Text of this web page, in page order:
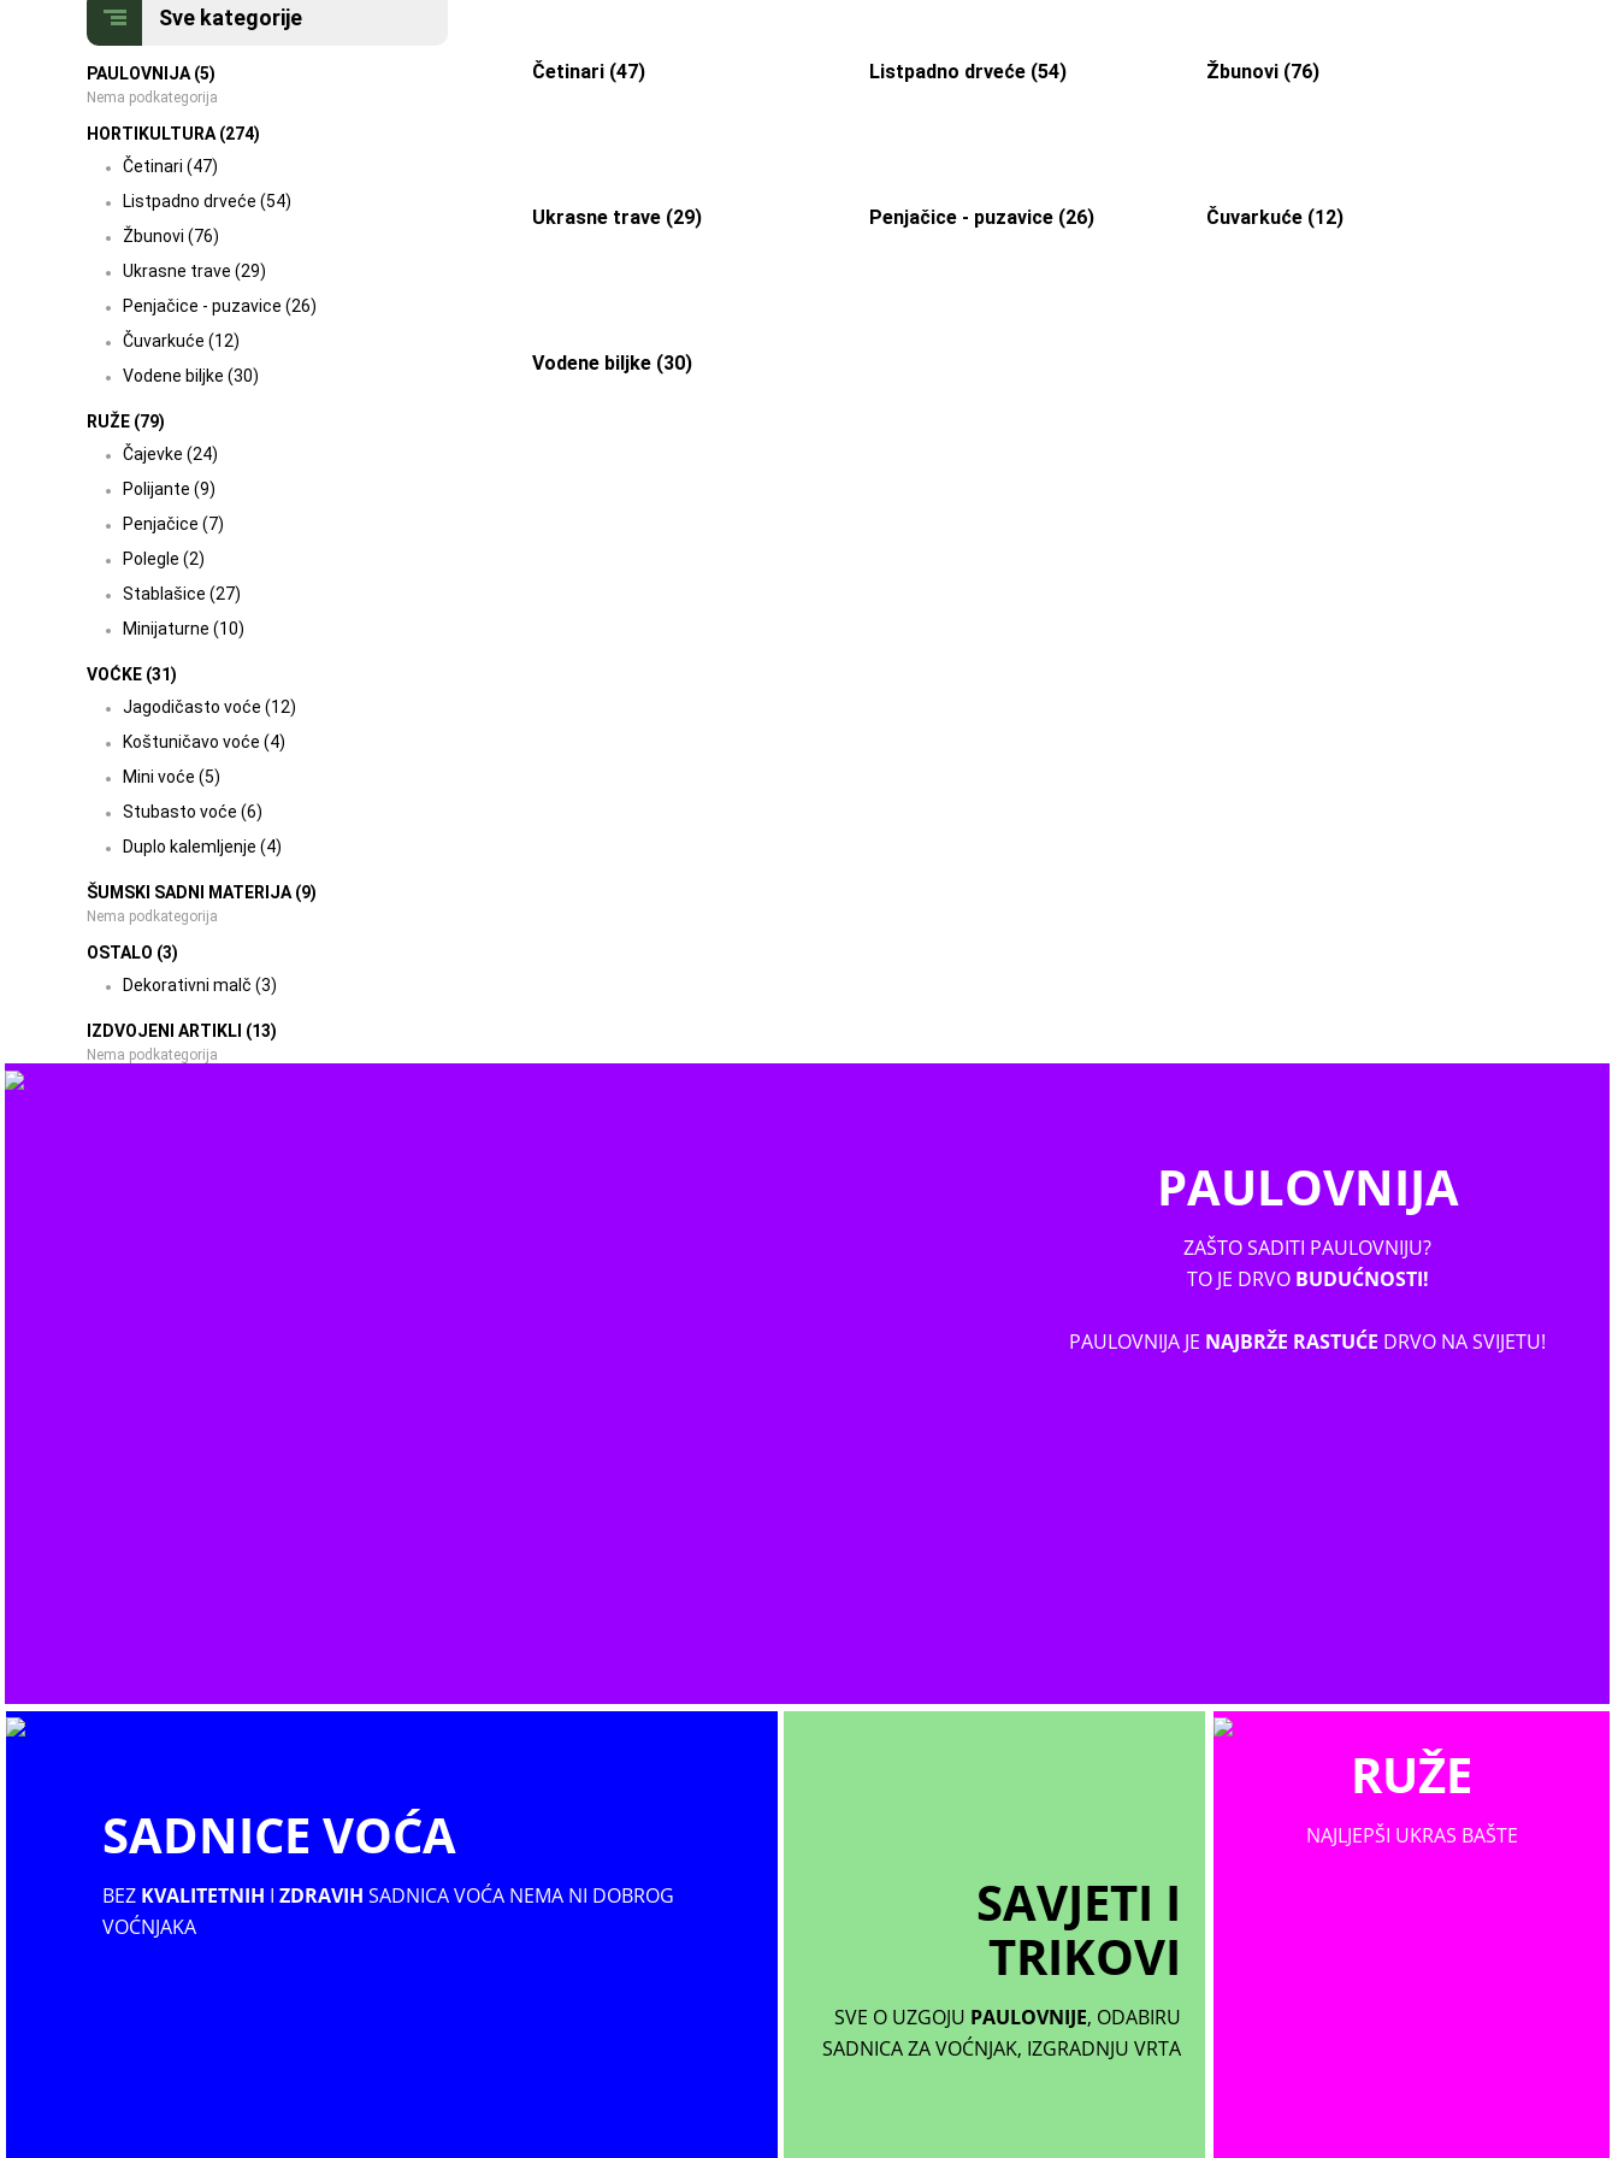
Sve kategorije
PAULOVNIJA (5)
Nema podkategorija
HORTIKULTURA (274)
Četinari (47)
Listpadno drveće (54)
Žbunovi (76)
Ukrasne trave (29)
Penjačice - puzavice (26)
Čuvarkuće (12)
Vodene biljke (30)
RUŽE (79)
Čajevke (24)
Polijante (9)
Penjačice (7)
Polegle (2)
Stablašice (27)
Minijaturne (10)
VOĆKE (31)
Jagodičasto voće (12)
Koštuničavo voće (4)
Mini voće (5)
Stubasto voće (6)
Duplo kalemljenje (4)
ŠUMSKI SADNI MATERIJA (9)
Nema podkategorija
OSTALO (3)
Dekorativni malč (3)
IZDVOJENI ARTIKLI (13)
Nema podkategorija
Četinari (47) Listpadno drveće (54) Žbunovi (76)
Ukrasne trave (29) Penjačice - puzavice (26) Čuvarkuće (12)
Vodene biljke (30)
PAULOVNIJA
ZAŠTO SADITI PAULOVNIJU?
TO JE DRVO BUDUĆNOSTI!
PAULOVNIJA JE NAJBRŽE RASTUĆE DRVO NA SVIJETU!
SADNICE VOĆA
BEZ KVALITETNIH I ZDRAVIH SADNICA VOĆA NEMA NI DOBROG
VOĆNJAKA
SAVJETI I
TRIKOVI
SVE O UZGOJU PAULOVNIJE, ODABIRU
SADNICA ZA VOĆNJAK, IZGRADNJU VRTA
RUŽE
NAJLJEPŠI UKRAS BAŠTE